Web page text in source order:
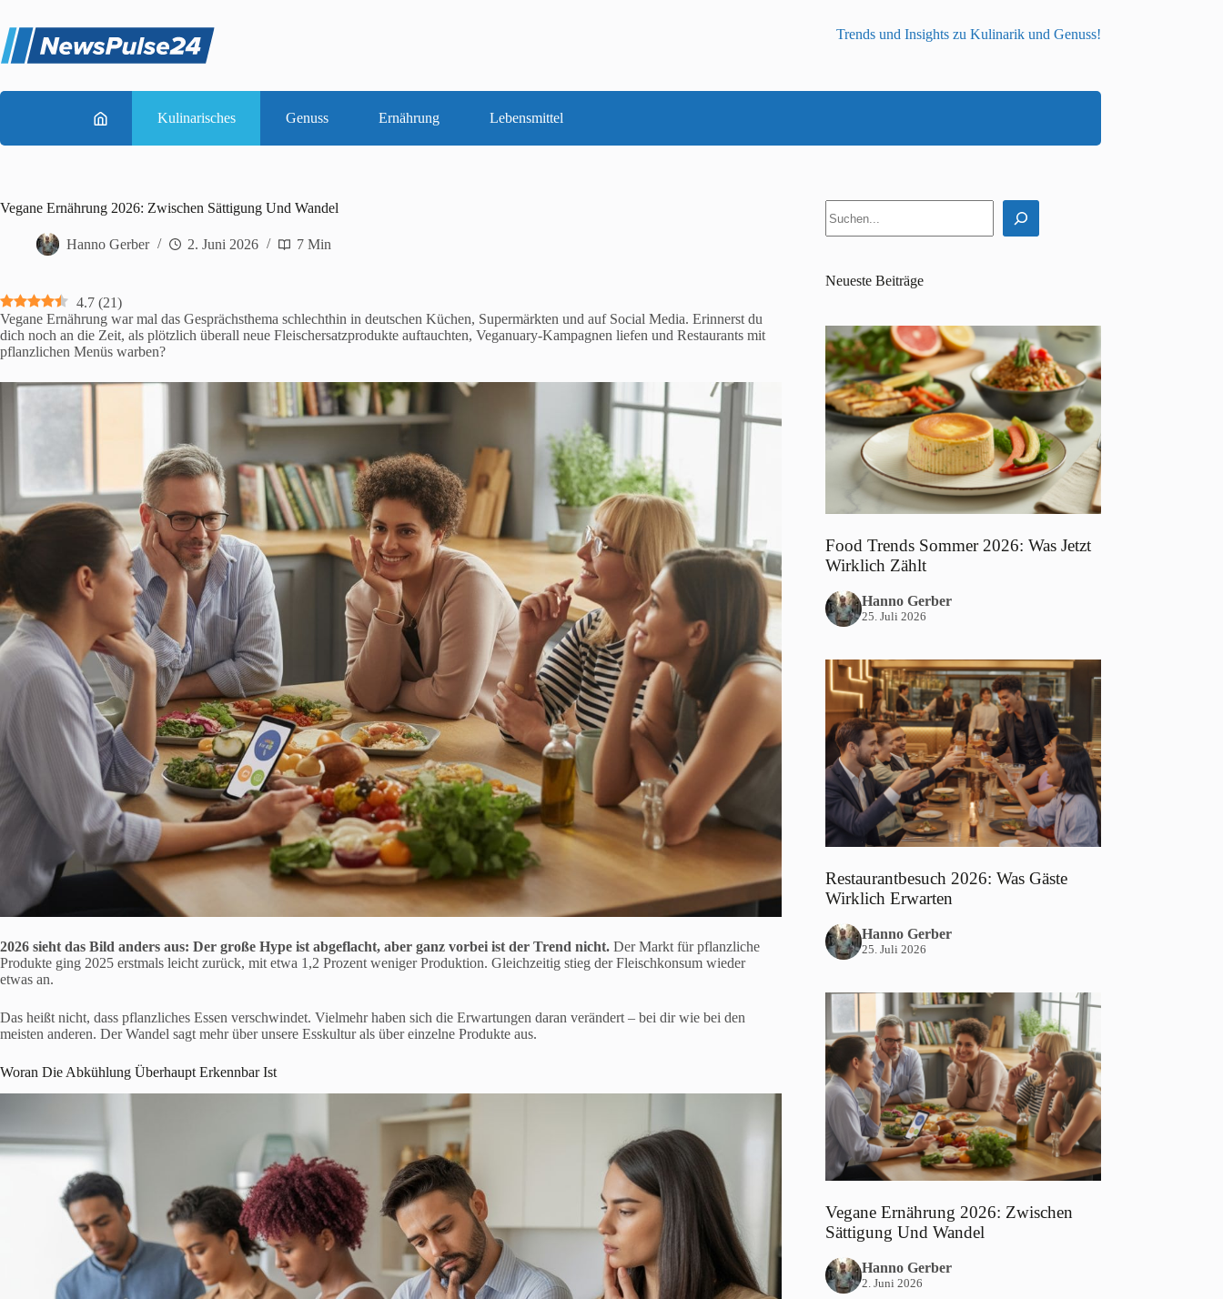
springen
Trends und Insights zu Kulinarik und Genuss!
Kulinarisches Genuss Ernährung Lebensmittel
Vegane Ernährung 2026: Zwischen Sättigung Und Wandel
Hanno Gerber 2. Juni 2026 7 Min
4.7 (21)
Vegane Ernährung war mal das Gesprächsthema schlechthin in deutschen Küchen, Supermärkten und auf Social Media. Erinnerst du
dich noch an die Zeit, als plötzlich überall neue Fleischersatzprodukte auftauchten, Veganuary-Kampagnen liefen und Restaurants mit
pflanzlichen Menüs warben?
2026 sieht das Bild anders aus: Der große Hype ist abgeflacht, aber ganz vorbei ist der Trend nicht. Der Markt für pflanzliche
Produkte ging 2025 erstmals leicht zurück, mit etwa 1,2 Prozent weniger Produktion. Gleichzeitig stieg der Fleischkonsum wieder
etwas an.
Das heißt nicht, dass pflanzliches Essen verschwindet. Vielmehr haben sich die Erwartungen daran verändert – bei dir wie bei den
meisten anderen. Der Wandel sagt mehr über unsere Esskultur als über einzelne Produkte aus.
Woran Die Abkühlung Überhaupt Erkennbar Ist
Neueste Beiträge
Food Trends Sommer 2026: Was Jetzt
Wirklich Zählt
Hanno Gerber
25. Juli 2026
Restaurantbesuch 2026: Was Gäste
Wirklich Erwarten
Hanno Gerber
25. Juli 2026
Vegane Ernährung 2026: Zwischen
Sättigung Und Wandel
Hanno Gerber
2. Juni 2026